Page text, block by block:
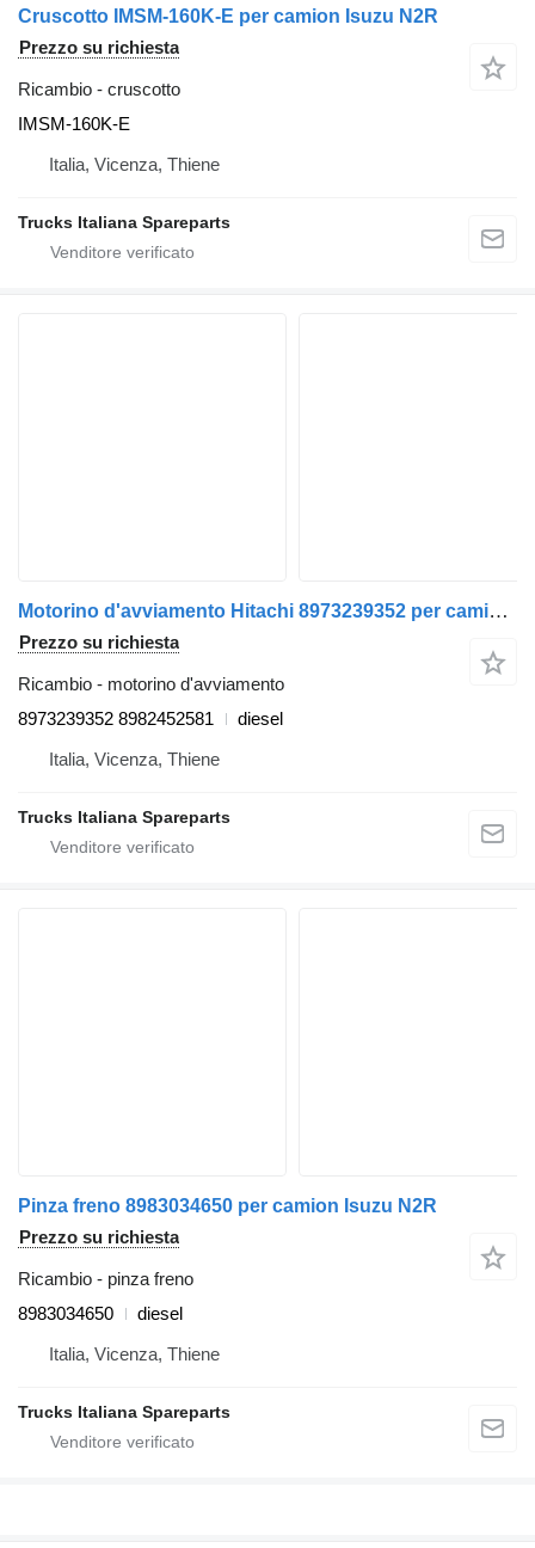
Cruscotto IMSM-160K-E per camion Isuzu N2R
Prezzo su richiesta
Ricambio - cruscotto
IMSM-160K-E
Italia, Vicenza, Thiene
Trucks Italiana Spareparts
Motorino d'avviamento Hitachi 8973239352 per camion Isuzu NQR
Prezzo su richiesta
Ricambio - motorino d'avviamento
8973239352 8982452581
diesel
Italia, Vicenza, Thiene
Trucks Italiana Spareparts
Pinza freno 8983034650 per camion Isuzu N2R
Prezzo su richiesta
Ricambio - pinza freno
8983034650
diesel
Italia, Vicenza, Thiene
Trucks Italiana Spareparts